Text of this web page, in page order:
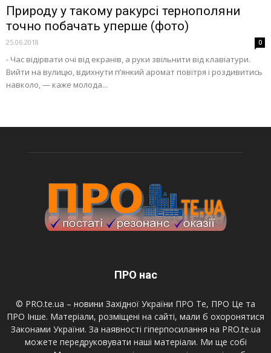
Природу у такому ракурсі тернополяни
точно побачать уперше (фото)
25.06.2018 0
- Час відірвати очі від екранів, а руки звільнити від клавіатури.
Вийти на вулицю, вдихнути п’янкий аромат повітря і роздивитись
навколо, — каже молода...
ПРО нас
© PRO.te.ua – новини Західної України ПРО Те, ПРО Це та
ПРО Інше. Матеріали, розміщені на сайті, мали б охоронятися
Законами України. За наявності гіперпосилання на PRO.te.ua
можете передруковувати наші матеріали. Ми ще собі